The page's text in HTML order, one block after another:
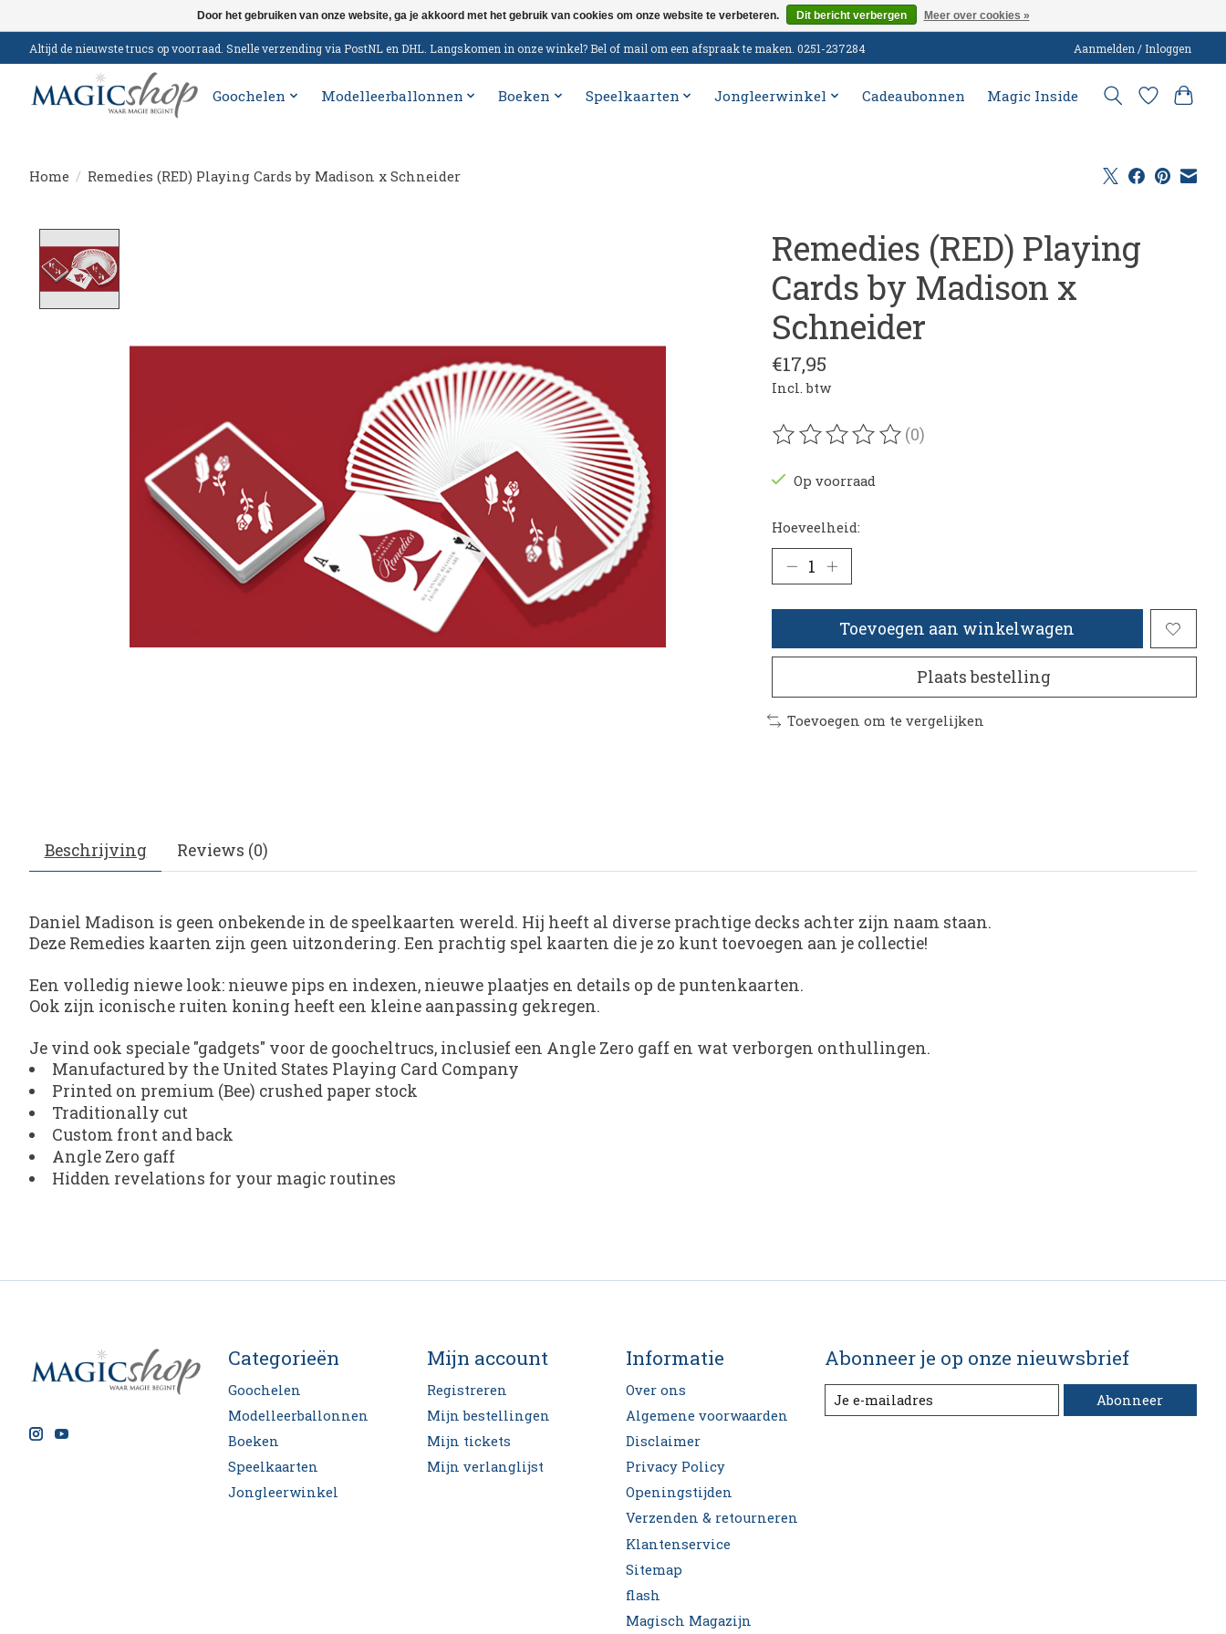
Altijd de nieuwste trucs op voorraad. Snelle verzending via PostNL en DHL. Langskomen in onze winkel? Bel of mail om een afspraak te maken. 0251-237284 Aanmelden / Inloggen
Goochelen Modelleerballonnen Boeken Speelkaarten Jongleerwinkel Cadeaubonnen Magic Inside
Home / Remedies (RED) Playing Cards by Madison x Schneider
Remedies (RED) Playing
Cards by Madison x
Schneider
€17,95
Incl. btw
De beoordeling van dit product is
(0)
Op voorraad
Hoeveelheid:
Toevoegen aan winkelwagen
Plaats bestelling
Toevoegen om te vergelijken
Beschrijving Reviews (0)
Daniel Madison is geen onbekende in de speelkaarten wereld. Hij heeft al diverse prachtige decks achter zijn naam staan.
Deze Remedies kaarten zijn geen uitzondering. Een prachtig spel kaarten die je zo kunt toevoegen aan je collectie!
Een volledig niewe look: nieuwe pips en indexen, nieuwe plaatjes en details op de puntenkaarten.
Ook zijn iconische ruiten koning heeft een kleine aanpassing gekregen.
Je vind ook speciale "gadgets" voor de goocheltrucs, inclusief een Angle Zero gaff en wat verborgen onthullingen.
Manufactured by the United States Playing Card Company
Printed on premium (Bee) crushed paper stock
Traditionally cut
Custom front and back
Angle Zero gaff
Hidden revelations for your magic routines
Categorieën
Goochelen
Modelleerballonnen
Boeken
Speelkaarten
Jongleerwinkel
Mijn account
Registreren
Mijn bestellingen
Mijn tickets
Mijn verlanglijst
Informatie
Over ons
Algemene voorwaarden
Disclaimer
Privacy Policy
Openingstijden
Verzenden & retourneren
Klantenservice
Sitemap
flash
Magisch Magazijn
Abonneer je op onze nieuwsbrief
Abonneer
Door het gebruiken van onze website, ga je akkoord met het gebruik van cookies om onze website te verbeteren. Dit bericht verbergen Meer over cookies »